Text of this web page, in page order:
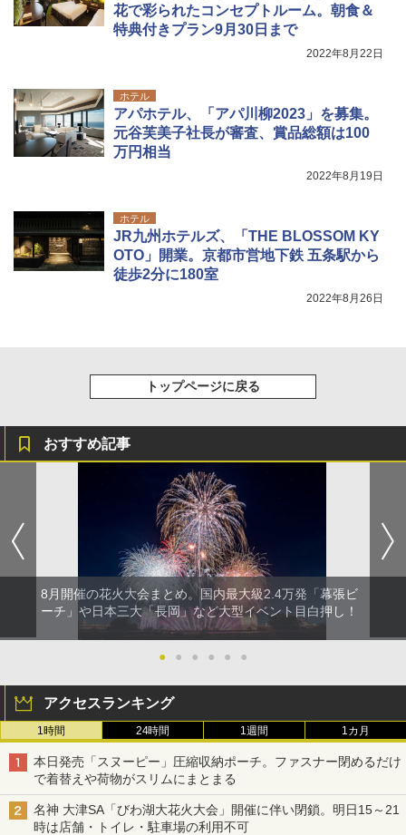
花で彩られたコンセプトルーム。朝食＆
特典付きプラン9月30日まで
2022年8月22日
ホテル
アパホテル、「アパ川柳2023」を募集。
元谷芙美子社長が審査、賞品総額は100
万円相当
2022年8月19日
ホテル
JR九州ホテルズ、「THE BLOSSOM KY
OTO」開業。京都市営地下鉄 五条駅から
徒歩2分に180室
2022年8月26日
トップページに戻る
おすすめ記事
8月開催の花火大会まとめ。国内最大級2.4万発「幕張ビ
ーチ」や日本三大「長岡」など大型イベント目白押し！
● ● ● ● ● ●
アクセスランキング
1時間 24時間 1週間 1カ月
本日発売「スヌーピー」圧縮収納ポーチ。ファスナー閉めるだけ
で着替えや荷物がスリムにまとまる
名神 大津SA「びわ湖大花火大会」開催に伴い閉鎖。明日15～21
時は店舗・トイレ・駐車場の利用不可